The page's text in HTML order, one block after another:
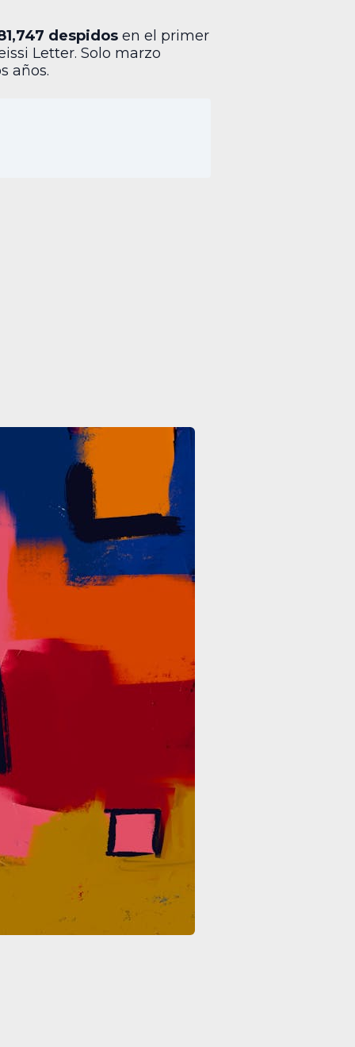
despidos en el primer
Letter. Solo marzo
años.